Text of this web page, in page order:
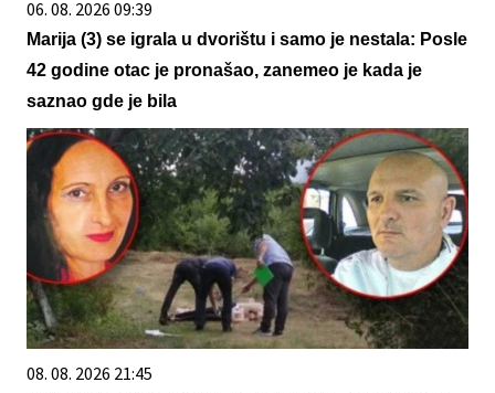
06. 08. 2026 09:39
Marija (3) se igrala u dvorištu i samo je nestala: Posle
42 godine otac je pronašao, zanemeo je kada je
saznao gde je bila
08. 08. 2026 21:45